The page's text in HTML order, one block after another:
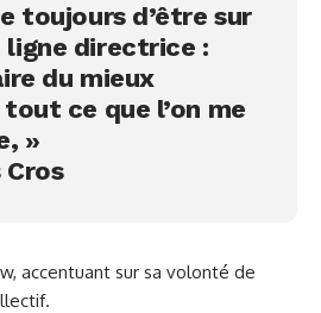
toujours d’être sur
ligne directrice :
du mieux
ce que l’on me
»
Cros
accentuant sur sa volonté de